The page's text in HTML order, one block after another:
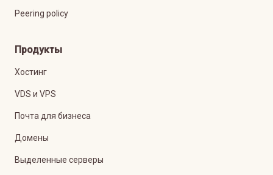
Peering policy
Продукты
Хостинг
VDS и VPS
Почта для бизнеса
Домены
Выделенные серверы